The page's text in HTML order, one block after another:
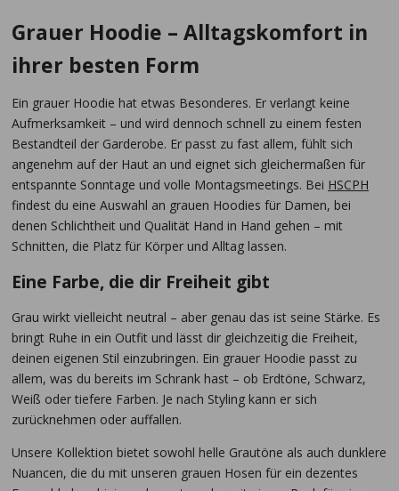
Grauer Hoodie – Alltagskomfort in
ihrer besten Form
Ein grauer Hoodie hat etwas Besonderes. Er verlangt keine
Aufmerksamkeit – und wird dennoch schnell zu einem festen
Bestandteil der Garderobe. Er passt zu fast allem, fühlt sich
angenehm auf der Haut an und eignet sich gleichermaßen für
entspannte Sonntage und volle Montagsmeetings. Bei HSCPH
findest du eine Auswahl an grauen Hoodies für Damen, bei
denen Schlichtheit und Qualität Hand in Hand gehen – mit
Schnitten, die Platz für Körper und Alltag lassen.
Eine Farbe, die dir Freiheit gibt
Grau wirkt vielleicht neutral – aber genau das ist seine Stärke. Es
bringt Ruhe in ein Outfit und lässt dir gleichzeitig die Freiheit,
deinen eigenen Stil einzubringen. Ein grauer Hoodie passt zu
allem, was du bereits im Schrank hast – ob Erdtöne, Schwarz,
Weiß oder tiefere Farben. Je nach Styling kann er sich
zurücknehmen oder auffallen.
Unsere Kollektion bietet sowohl helle Grautöne als auch dunklere
Nuancen, die du mit unseren grauen Hosen für ein dezentes